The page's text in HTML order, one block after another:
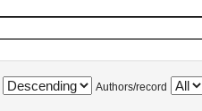
Authors/record